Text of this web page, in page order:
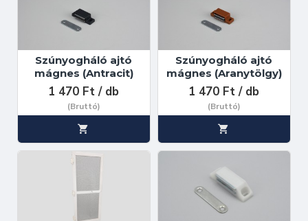
Szúnyogháló ajtó
mágnes (Antracit)
1 470 Ft / db
(Bruttó)
Szúnyogháló ajtó
mágnes (Aranytölgy)
1 470 Ft / db
(Bruttó)